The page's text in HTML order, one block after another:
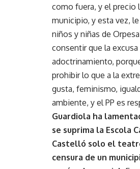
como fuera, y el precio
municipio, y esta vez,
niños y niñas de
consentir que la
adoctrinamiento,
prohibir lo que a la
gusta, feminismo,
ambiente, y el PP es
Guardiola ha
se suprima la Escola
Castelló solo el
censura de un